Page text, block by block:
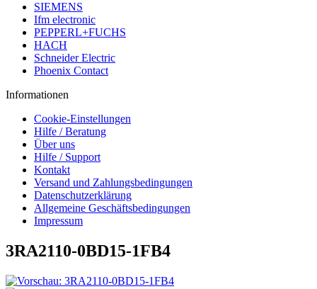
SIEMENS
Ifm electronic
PEPPERL+FUCHS
HACH
Schneider Electric
Phoenix Contact
Informationen
Cookie-Einstellungen
Hilfe / Beratung
Über uns
Hilfe / Support
Kontakt
Versand und Zahlungsbedingungen
Datenschutzerklärung
Allgemeine Geschäftsbedingungen
Impressum
3RA2110-0BD15-1FB4